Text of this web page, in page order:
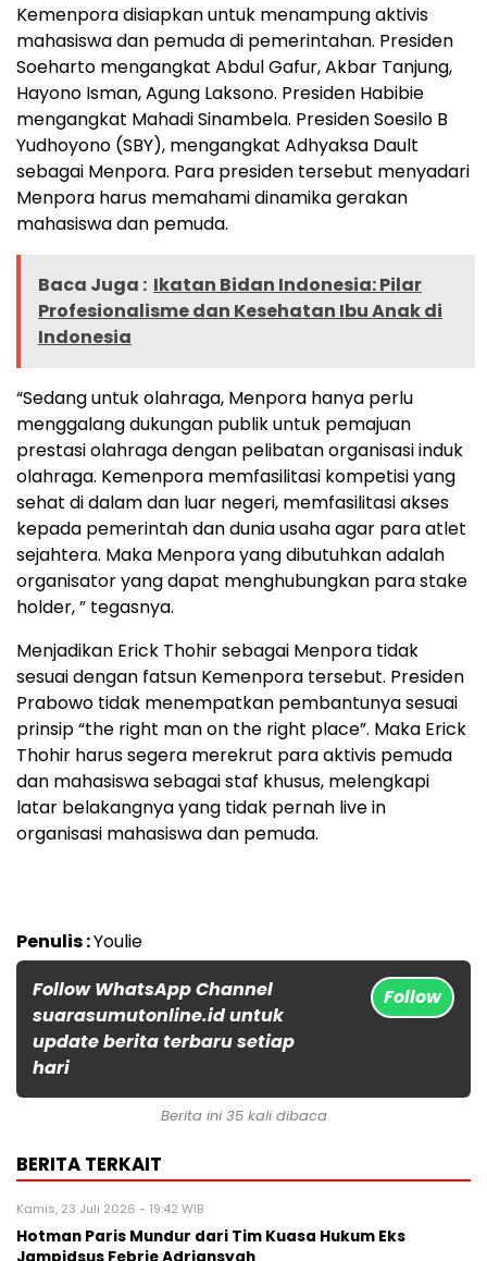
Kemenpora disiapkan untuk menampung aktivis
mahasiswa dan pemuda di pemerintahan. Presiden
Soeharto mengangkat Abdul Gafur, Akbar Tanjung,
Hayono Isman, Agung Laksono. Presiden Habibie
mengangkat Mahadi Sinambela. Presiden Soesilo B
Yudhoyono (SBY), mengangkat Adhyaksa Dault
sebagai Menpora. Para presiden tersebut menyadari
Menpora harus memahami dinamika gerakan
mahasiswa dan pemuda.
Baca Juga : Ikatan Bidan Indonesia: Pilar
Profesionalisme dan Kesehatan Ibu Anak di
Indonesia
“Sedang untuk olahraga, Menpora hanya perlu
menggalang dukungan publik untuk pemajuan
prestasi olahraga dengan pelibatan organisasi induk
olahraga. Kemenpora memfasilitasi kompetisi yang
sehat di dalam dan luar negeri, memfasilitasi akses
kepada pemerintah dan dunia usaha agar para atlet
sejahtera. Maka Menpora yang dibutuhkan adalah
organisator yang dapat menghubungkan para stake
holder, ” tegasnya.
Menjadikan Erick Thohir sebagai Menpora tidak
sesuai dengan fatsun Kemenpora tersebut. Presiden
Prabowo tidak menempatkan pembantunya sesuai
prinsip “the right man on the right place”. Maka Erick
Thohir harus segera merekrut para aktivis pemuda
dan mahasiswa sebagai staf khusus, melengkapi
latar belakangnya yang tidak pernah live in
organisasi mahasiswa dan pemuda.
Penulis :Youlie
Follow WhatsApp Channel
suarasumutonline.id untuk
update berita terbaru setiap
hari
Follow
Berita ini 35 kali dibaca
BERITA TERKAIT
Kamis, 23 Juli 2026 - 19:42 WIB
Hotman Paris Mundur dari Tim Kuasa Hukum Eks